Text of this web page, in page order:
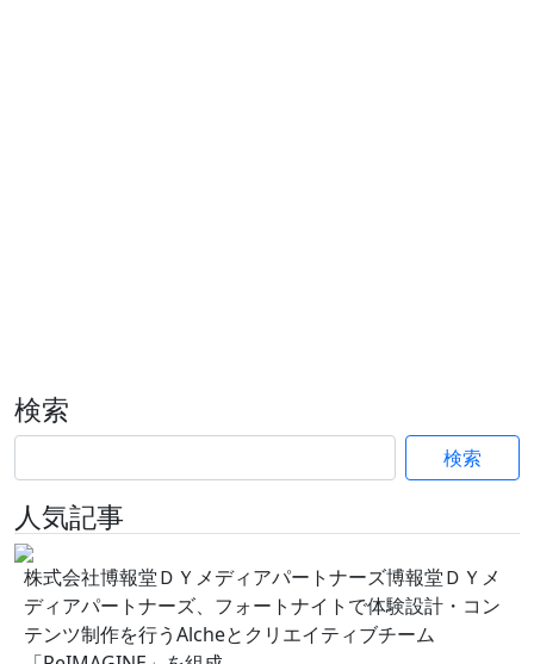
検索
検索
人気記事
株式会社博報堂ＤＹメディアパートナーズ博報堂ＤＹメ
ディアパートナーズ、フォートナイトで体験設計・コン
テンツ制作を行うAlcheとクリエイティブチーム